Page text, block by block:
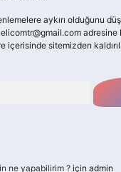
aykırı olduğunu
adresine
içerisinde sitemizden
ne yapabilirim ? için admin